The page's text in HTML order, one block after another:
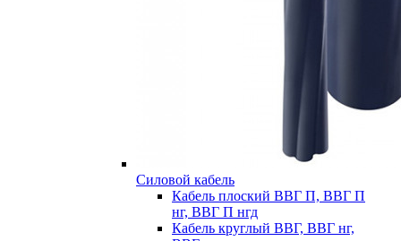
Силовой кабель
Кабель плоский ВВГ П, ВВГ П
нг, ВВГ П нгд
Кабель круглый ВВГ, ВВГ нг,